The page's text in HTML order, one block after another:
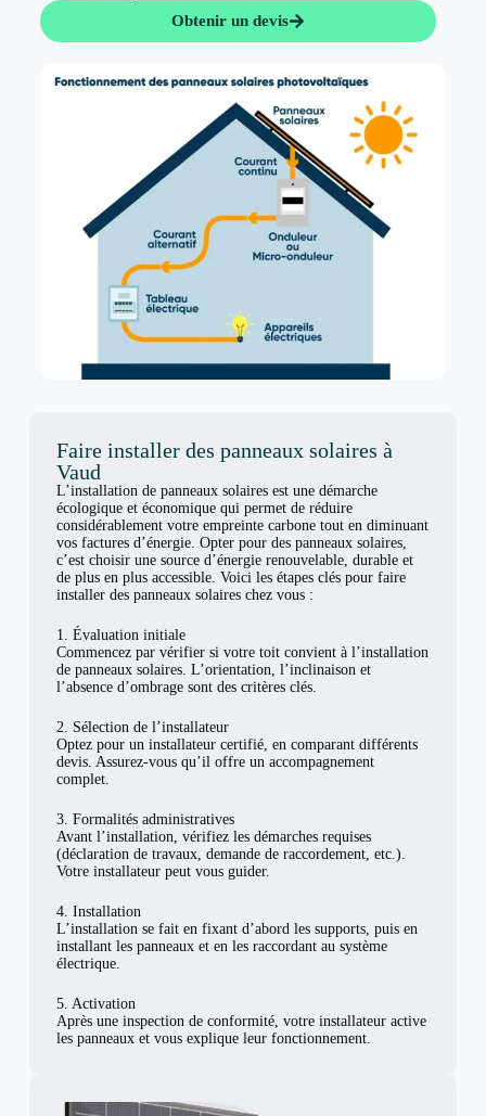
Obtenir un devis
Faire installer des panneaux solaires à
Vaud
L’installation de panneaux solaires est une démarche
écologique et économique qui permet de réduire
considérablement votre empreinte carbone tout en diminuant
vos factures d’énergie. Opter pour des panneaux solaires,
c’est choisir une source d’énergie renouvelable, durable et
de plus en plus accessible. Voici les étapes clés pour faire
installer des panneaux solaires chez vous :
1. Évaluation initiale
Commencez par vérifier si votre toit convient à l’installation
de panneaux solaires. L’orientation, l’inclinaison et
l’absence d’ombrage sont des critères clés.
2. Sélection de l’installateur
Optez pour un installateur certifié, en comparant différents
devis. Assurez-vous qu’il offre un accompagnement
complet.
3. Formalités administratives
Avant l’installation, vérifiez les démarches requises
(déclaration de travaux, demande de raccordement, etc.).
Votre installateur peut vous guider.
4. Installation
L’installation se fait en fixant d’abord les supports, puis en
installant les panneaux et en les raccordant au système
électrique.
5. Activation
Après une inspection de conformité, votre installateur active
les panneaux et vous explique leur fonctionnement.